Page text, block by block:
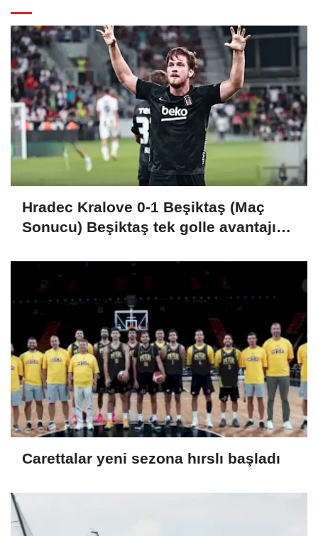
Hradec Kralove 0-1 Beşiktaş (Maç
Sonucu) Beşiktaş tek golle avantajı
Carettalar yeni sezona hırslı başladı